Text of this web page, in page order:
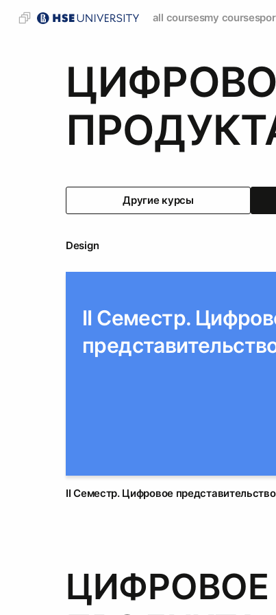
all coursesmy courses
Другие курсы
Design
II Семестр.
II Семестр. Цифровое
ЦИФРОВОЕ